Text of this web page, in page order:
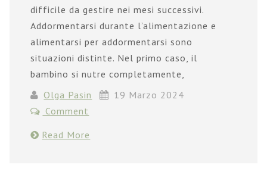
difficile da gestire nei mesi successivi.
Addormentarsi durante l’alimentazione e
alimentarsi per addormentarsi sono
situazioni distinte. Nel primo caso, il
bambino si nutre completamente,
Olga Pasin
19 Marzo 2024
Comment
Read More